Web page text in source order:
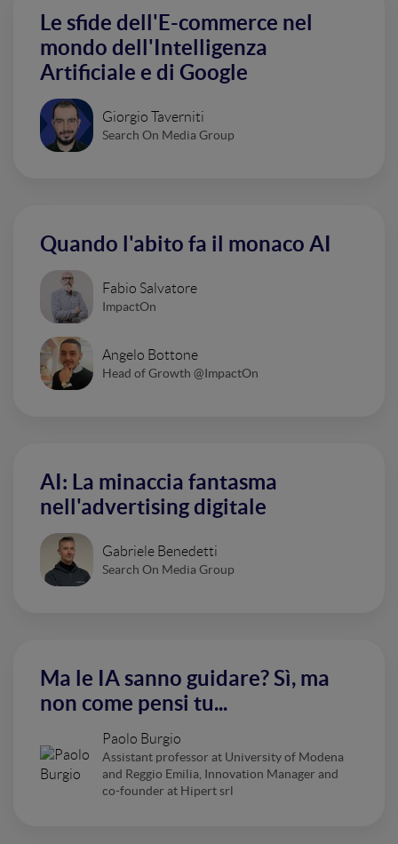
Le sfide dell'E-commerce nel
mondo dell'Intelligenza
Artificiale e di Google
Giorgio Taverniti
Search On Media Group
Quando l'abito fa il monaco AI
Fabio Salvatore
ImpactOn
Angelo Bottone
Head of Growth @ImpactOn
AI: La minaccia fantasma
nell'advertising digitale
Gabriele Benedetti
Search On Media Group
Ma le IA sanno guidare? Sì, ma
non come pensi tu...
Paolo Burgio
Assistant professor at University of Modena
and Reggio Emilia, Innovation Manager and
co-founder at Hipert srl